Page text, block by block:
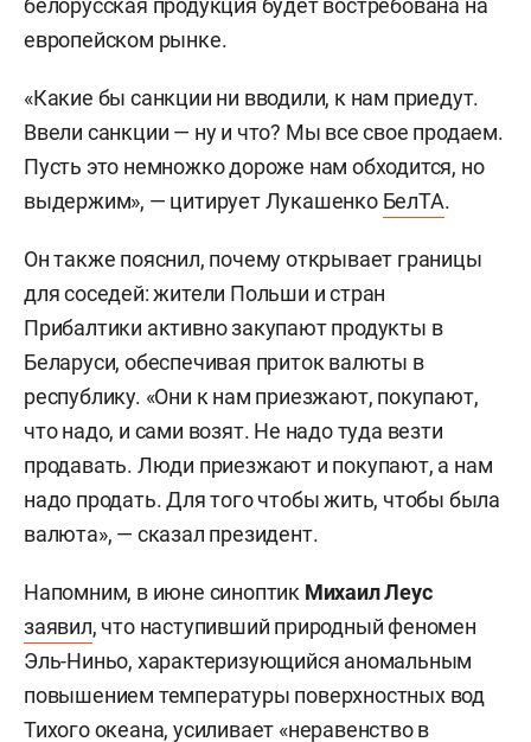
европейском рынке.
«Какие бы санкции ни вводили, к нам приедут.
Ввели санкции — ну и что? Мы все свое продаем.
Пусть это немножко дороже нам обходится, но
выдержим», — цитирует Лукашенко БелТА.
Он также пояснил, почему открывает границы
для соседей: жители Польши и стран
Прибалтики активно закупают продукты в
Беларуси, обеспечивая приток валюты в
республику. «Они к нам приезжают, покупают,
что надо, и сами возят. Не надо туда везти
продавать. Люди приезжают и покупают, а нам
надо продать. Для того чтобы жить, чтобы была
валюта», — сказал президент.
Напомним, в июне синоптик Михаил Леус
заявил, что наступивший природный феномен
Эль-Ниньо, характеризующийся аномальным
повышением температуры поверхностных вод
Тихого океана, усиливает «неравенство в